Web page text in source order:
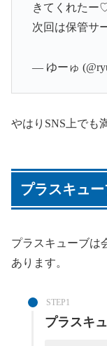
きてくれたー
次回は保管サ
— ゆーゅ
やはりSNS上でも
プラスキュ
プラスキューブは
あります。
STEP1
プラスキ